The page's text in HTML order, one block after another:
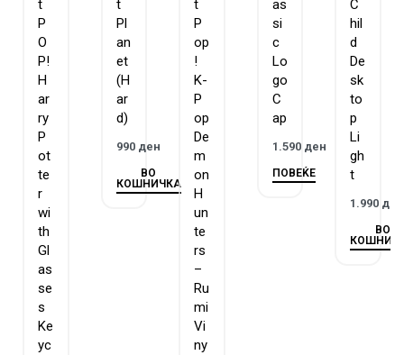
t
P
O
P!
H
ar
ry
P
ot
te
r
wi
th
Gl
as
se
s
Ke
yc
t
Pl
an
et
(H
ar
d)
990 ден
ВО
КОШНИЧКА
t
P
op
!
K-
P
op
De
m
on
H
un
te
rs
–
Ru
mi
Vi
ny
as
si
c
Lo
go
C
ap
1.590 ден
ПОВЕЌЕ
C
hil
d
De
sk
to
p
Li
gh
t
1.990 ден
ВО